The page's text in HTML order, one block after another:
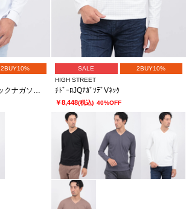
2BUY10%
SALE
2BUY10%
HIGH STREET
ﾁﾄﾞｰﾛJQﾅｶﾞｿﾃﾞVﾈｯｸ
￥8,448(税込) 40%OFF